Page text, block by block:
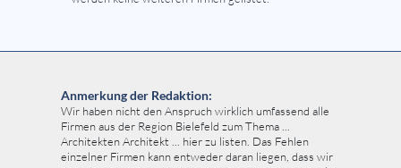
Anmerkung der Redaktion:
Wir haben nicht den Anspruch wirklich umfassend alle
Firmen aus der Region Bielefeld zum Thema ...
Architekten Architekt ... hier zu listen. Das Fehlen
einzelner Firmen kann entweder daran liegen, dass wir